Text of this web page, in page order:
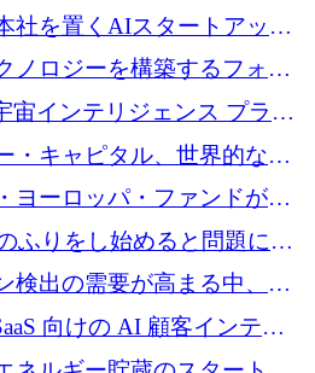
ーロと 2026 年上半期の主要
社を置くAIスタートアップ
ドンオフィスを開設
ノロジーを構築するフォト
アップに対応する
宙インテリジェンス プラッ
に 1,560 万ユーロを投資
・キャピタル、世界的なス
リーズAからBまで支援する
ドルのファンドIVを閉鎖
ヨーロッパ・ファンドが初
の10億ユーロのラウンド
ふりをし始めると問題にな
検出の需要が高まる中、
達ラウンドを終了
向けの AI 顧客インテリ
るために 100 万ドルを調達